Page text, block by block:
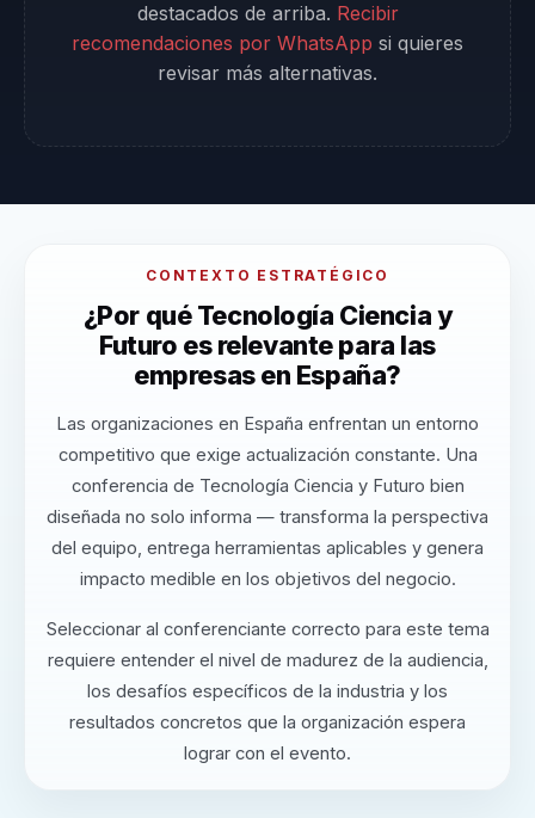
destacados de arriba. Recibir
recomendaciones por WhatsApp si quieres
revisar más alternativas.
CONTEXTO ESTRATÉGICO
¿Por qué Tecnología Ciencia y
Futuro es relevante para las
empresas en España?
Las organizaciones en España enfrentan un entorno
competitivo que exige actualización constante. Una
conferencia de Tecnología Ciencia y Futuro bien
diseñada no solo informa — transforma la perspectiva
del equipo, entrega herramientas aplicables y genera
impacto medible en los objetivos del negocio.
Seleccionar al conferenciante correcto para este tema
requiere entender el nivel de madurez de la audiencia,
los desafíos específicos de la industria y los
resultados concretos que la organización espera
lograr con el evento.